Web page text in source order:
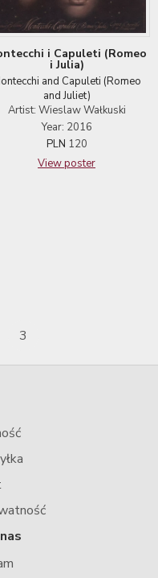
i Capuleti (Romeo
i Julia)
and Capuleti (Romeo
and Juliet)
Artist: Wieslaw Wałkuski
Year: 2016
PLN 120
View poster
3